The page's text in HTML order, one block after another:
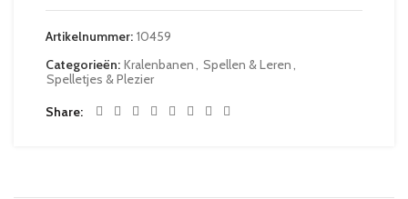
Artikelnummer: 10459
Categorieën: Kralenbanen Spellen & Leren
Spelletjes & Plezier
Share